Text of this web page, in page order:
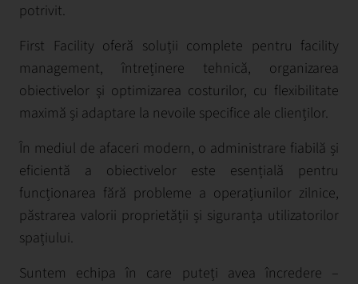
potrivit.
First Facility oferă soluții complete pentru facility
management, întreținere tehnică, organizarea
obiectivelor și optimizarea costurilor, cu flexibilitate
maximă și adaptare la nevoile specifice ale clienților.
În mediul de afaceri modern, o administrare fiabilă și
eficientă a obiectivelor este esențială pentru
funcționarea fără probleme a operațiunilor zilnice,
păstrarea valorii proprietății și siguranța utilizatorilor
spațiului.
Suntem echipa în care puteți avea încredere –